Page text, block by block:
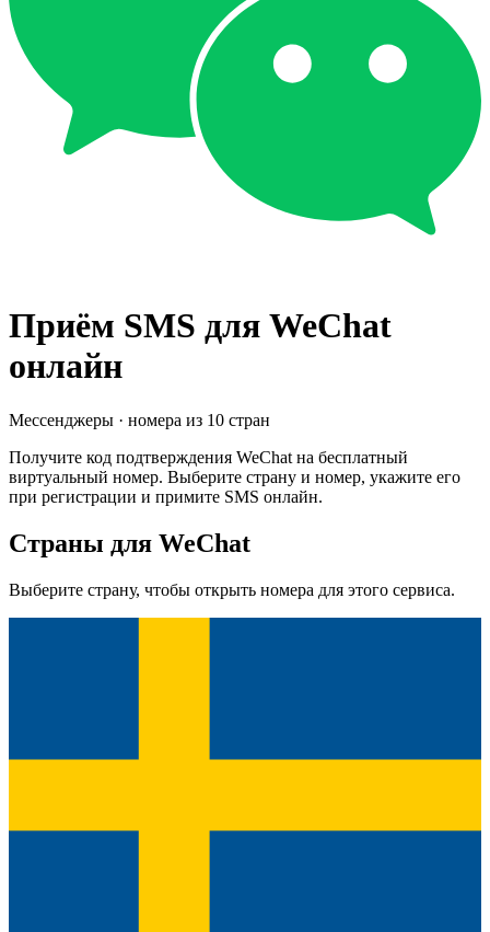
Приём SMS для WeChat
онлайн
Мессенджеры · номера из 10 стран
Получите код подтверждения WeChat на бесплатный
виртуальный номер. Выберите страну и номер, укажите его
при регистрации и примите SMS онлайн.
Страны для WeChat
Выберите страну, чтобы открыть номера для этого сервиса.